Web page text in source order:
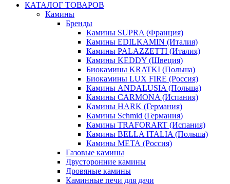
КАТАЛОГ ТОВАРОВ
Камины
Бренды
Камины SUPRA (Франция)
Камины EDILKAMIN (Италия)
Камины PALAZZETTI (Италия)
Камины KEDDY (Швеция)
Биокамины KRATKI (Польша)
Биокамины LUX FIRE (Россия)
Камины ANDALUSIA (Польша)
Камины CARMONA (Испания)
Камины HARK (Германия)
Камины Schmid (Германия)
Камины TRAFORART (Испания)
Камины BELLA ITALIA (Польша)
Камины МЕТА (Россия)
Газовые камины
Двусторонние камины
Дровяные камины
Каминные печи для дачи